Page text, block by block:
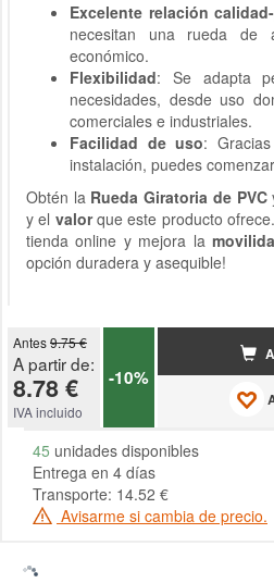
Excelente relación
necesitan una rueda de
económico.
Flexibilidad: Se adapta
necesidades, desde uso
comerciales e industriales.
Facilidad de uso:
instalación, puedes
Obtén la Rueda Giratoria de PVC
y el valorque este producto
tienda online y mejora la
opción duradera y asequible!
Antes9.75 €
A partir de:
8.78 €
IVA incluido
-10%
45 unidades disponibles
Entrega en 4 días
Transporte: 14.52 €
Avisarme si cambia de precio.